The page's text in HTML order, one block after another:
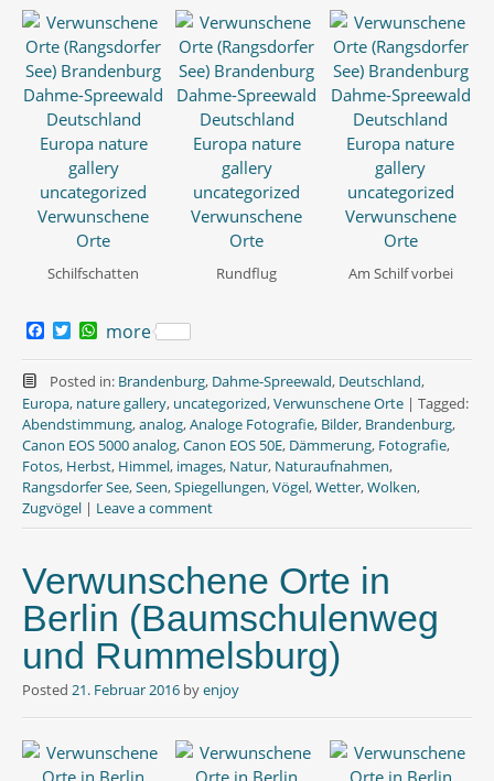
Schilfschatten Rundflug Am Schilf vorbei
c
e
b
o
o
k
T
i
t
t
e
r
W
a
t
s
A
p
p
more
Posted in: Brandenburg, Dahme-Spreewald, Deutschland,
Europa, nature gallery, uncategorized,Verwunschene Orte | Tagged:
Abendstimmung,analog,Analoge Fotografie, Bilder, Brandenburg,
Canon EOS 5000 analog,Canon EOS 50E, Dämmerung, Fotografie,
Fotos, Herbst, Himmel, images, Natur, Naturaufnahmen,
Rangsdorfer See,Seen,Spiegellungen,Vögel,Wetter,Wolken,
Zugvögel | Leave a comment
Verwunschene Orte in
Berlin (Baumschulenweg
und Rummelsburg)
Posted 21. Februar 2016 byenjoy